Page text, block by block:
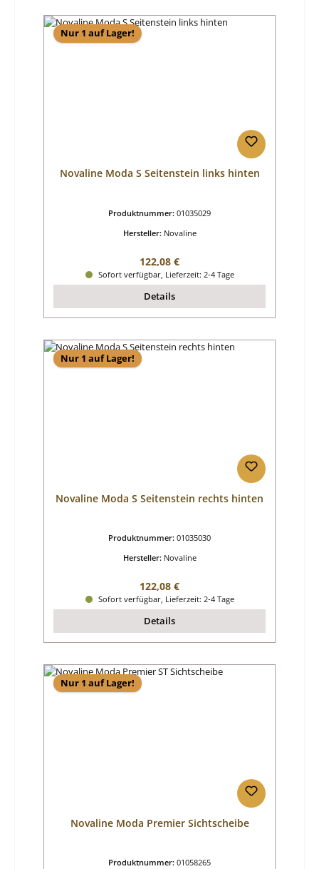
Nur 1 auf Lager!
Novaline Moda S Seitenstein links hinten
Produktnummer: 01035029
Hersteller: Novaline
Regulärer Preis:
122,08 €
Sofort verfügbar, Lieferzeit: 2-4 Tage
Details
Nur 1 auf Lager!
Novaline Moda S Seitenstein rechts hinten
Produktnummer: 01035030
Hersteller: Novaline
Regulärer Preis:
122,08 €
Sofort verfügbar, Lieferzeit: 2-4 Tage
Details
Nur 1 auf Lager!
Novaline Moda Premier Sichtscheibe
Produktnummer: 01058265